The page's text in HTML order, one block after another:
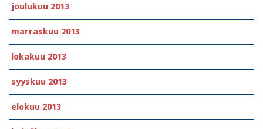
joulukuu 2013
marraskuu 2013
lokakuu 2013
syyskuu 2013
elokuu 2013